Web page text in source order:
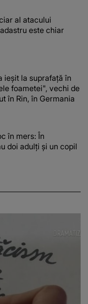
al atacului
este chiar
ieșit la suprafață în
foametei", vechi de
în Rin, în Germania
în mers: În
doi adulți și un copil